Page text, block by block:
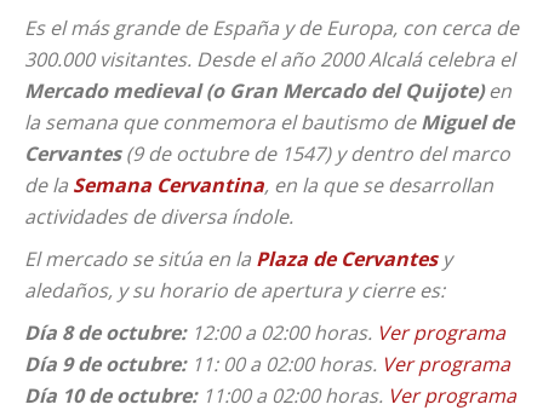
Es el más grande de España y de Europa, con cerca de
300.000 visitantes. Desde el año 2000 Alcalá celebra el
Mercado medieval (o Gran Mercado del Quijote)en
la semana que conmemora el bautismo deMiguel de
Cervantes(9 de octubre de 1547) y dentro del marco
de la Semana Cervantina, en la que se desarrollan
actividades de diversa índole.
El mercado se sitúa en la Plaza de Cervantesy
aledaños, y su horario de apertura y cierre es:
Día 8 de octubre:12:00 a 02:00 horas. Ver programa
Día 9 de octubre:11: 00 a 02:00 horas. Ver programa
Día 10 de octubre:11:00 a 02:00 horas. Ver programa